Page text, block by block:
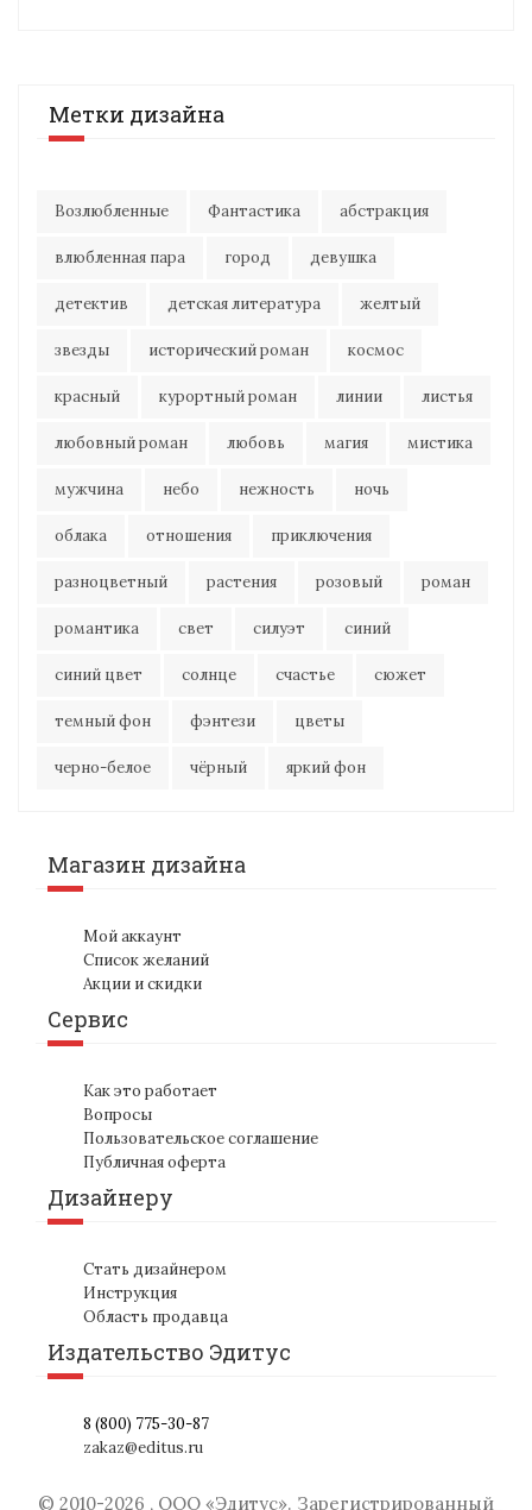
Метки дизайна
Возлюбленные Фантастика абстракция
влюбленная пара город девушка
детектив детская литература желтый
звезды исторический роман космос
красный курортный роман линии листья
любовный роман любовь магия мистика
мужчина небо нежность ночь
облака отношения приключения
разноцветный растения розовый роман
романтика свет силуэт синий
синий цвет солнце счастье сюжет
темный фон фэнтези цветы
черно-белое чёрный яркий фон
Магазин дизайна
Мой аккаунт
Список желаний
Акции и скидки
Сервис
Как это работает
Вопросы
Пользовательское соглашение
Публичная оферта
Дизайнеру
Стать дизайнером
Инструкция
Область продавца
Издательство Эдитус
8 (800) 775-30-87
zakaz@editus.ru
© 2010-2026 , ООО «Эдитус». Зарегистрированный